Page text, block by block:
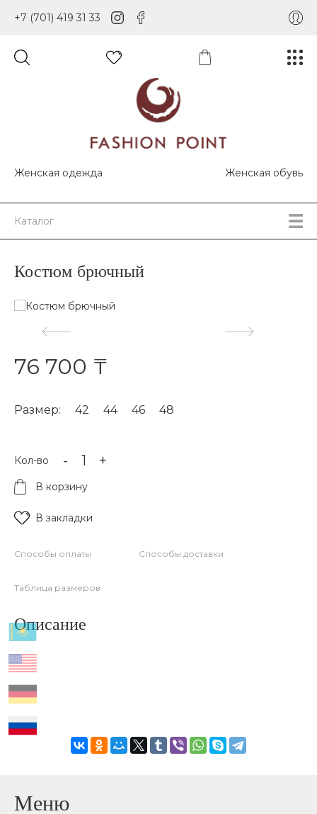
+7 (701) 419 31 33
Женская одежда Женская обувь
Каталог
Костюм брючный
76 700 ₸
Размер: 42 44 46 48
Кол-во - +
В корзину
В закладки
Способы оплаты Способы доставки
Таблица размеров
Описание
Меню